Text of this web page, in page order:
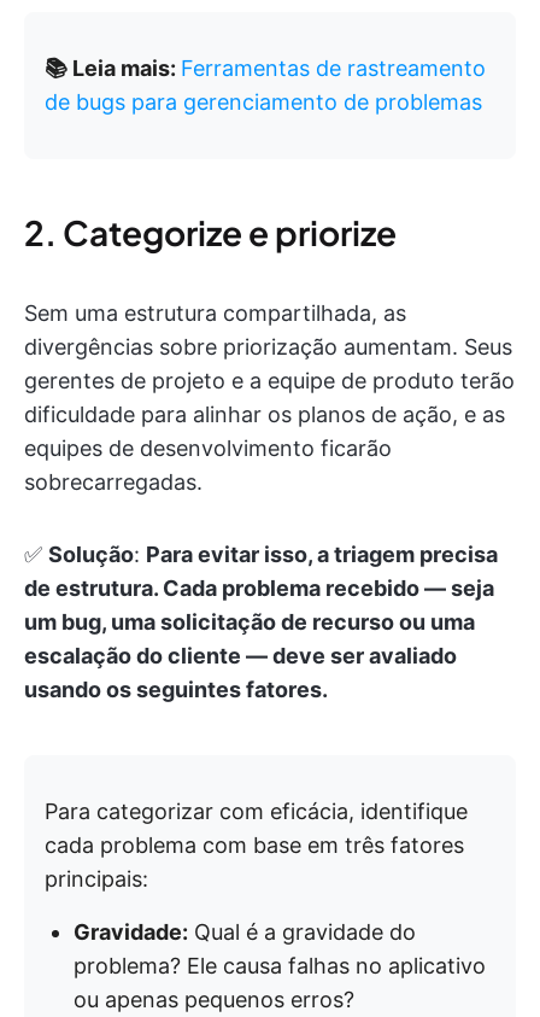
📚 Leia mais: Ferramentas de rastreamento
de bugs para gerenciamento de problemas
2. Categorize e priorize
Sem uma estrutura compartilhada, as
divergências sobre priorização aumentam. Seus
gerentes de projeto e a equipe de produto terão
dificuldade para alinhar os planos de ação, e as
equipes de desenvolvimento ficarão
sobrecarregadas.
✅ Solução: Para evitar isso, a triagem precisa
de estrutura. Cada problema recebido — seja
um bug, uma solicitação de recurso ou uma
escalação do cliente — deve ser avaliado
usando os seguintes fatores.
Para categorizar com eficácia, identifique
cada problema com base em três fatores
principais:
Gravidade: Qual é a gravidade do
problema? Ele causa falhas no aplicativo
ou apenas pequenos erros?